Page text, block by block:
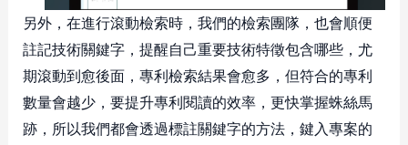
另外，在進行滾動檢索時，我們的檢索團隊，也會順便
註記技術關鍵字，提醒自己重要技術特徵包含哪些，尤
期滾動到愈後面，專利檢索結果會愈多，但符合的專利
數量會越少，要提升專利閱讀的效率，更快掌握蛛絲馬
跡，所以我們都會透過標註關鍵字的方法，鍵入專案的